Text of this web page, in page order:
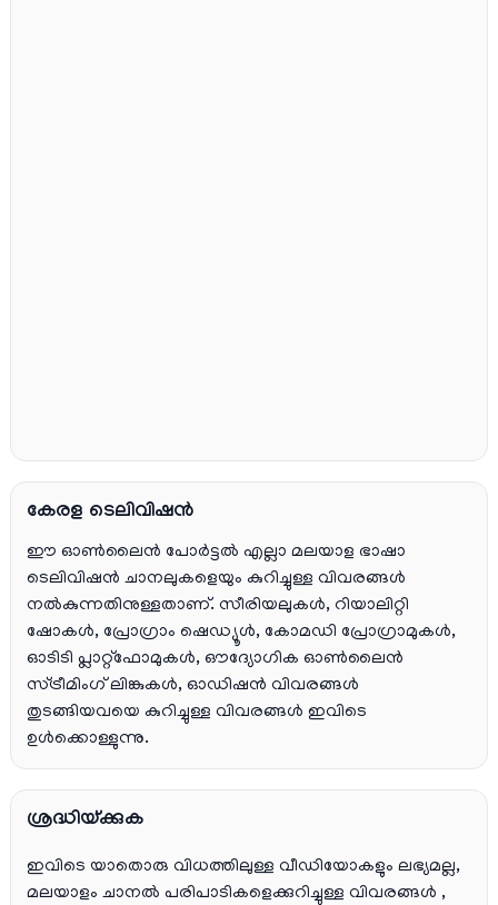
കേരള ടെലിവിഷൻ
ഈ ഓൺലൈൻ പോർട്ടൽ എല്ലാ മലയാള ഭാഷാ
ടെലിവിഷൻ ചാനലുകളെയും കുറിച്ചുള്ള വിവരങ്ങൾ
നൽകുന്നതിനുള്ളതാണ്. സീരിയലുകൾ, റിയാലിറ്റി
ഷോകൾ, പ്രോഗ്രാം ഷെഡ്യൂൾ, കോമഡി പ്രോഗ്രാമുകൾ,
ഓടിടി പ്ലാറ്റ്‌ഫോമുകൾ, ഔദ്യോഗിക ഓൺലൈൻ
സ്ട്രീമിംഗ് ലിങ്കുകൾ, ഓഡിഷൻ വിവരങ്ങൾ
തുടങ്ങിയവയെ കുറിച്ചുള്ള വിവരങ്ങൾ ഇവിടെ
ഉൾക്കൊള്ളുന്നു.
ശ്രദ്ധിയ്ക്കുക
ഇവിടെ യാതൊരു വിധത്തിലുള്ള വീഡിയോകളും ലഭ്യമല്ല,
മലയാളം ചാനല്‍ പരിപാടികളെക്കുറിച്ചുള്ള വിവരങ്ങള്‍ ,